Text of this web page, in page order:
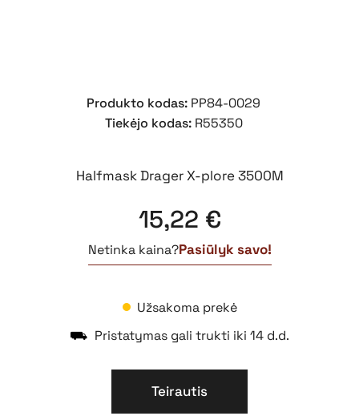
Produkto kodas: PP84-0029
Tiekėjo kodas: R55350
Halfmask Drager X-plore 3500M
15,22 €
Netinka kaina?Pasiūlyk savo!
Užsakoma prekė
⛟ Pristatymas gali trukti iki 14 d.d.
Teirautis